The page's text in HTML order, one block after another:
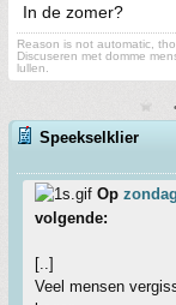
In de zomer?
Reason is not automatic,
Discuseren met domme
lullen.
Speekselklier
Op
volgende:
[..]
Veel mensen